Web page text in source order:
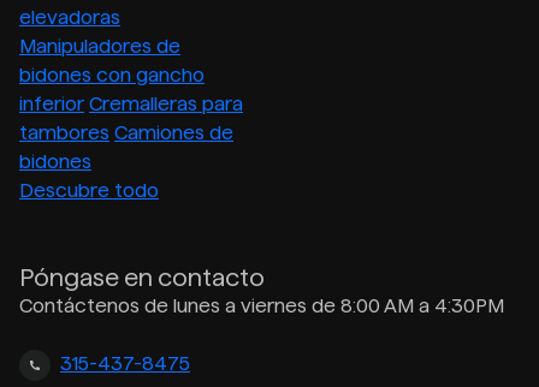
elevadoras
Manipuladores de
bidones con gancho
inferior Cremalleras para
tambores Camiones de
bidones
Descubre todo
Póngase en contacto
Contáctenos de lunes a viernes de 8:00 AM a 4:30PM
315-437-8475